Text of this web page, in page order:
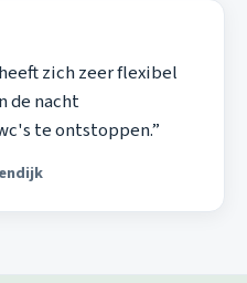
zich zeer flexibel
de nacht
te ontstoppen.”